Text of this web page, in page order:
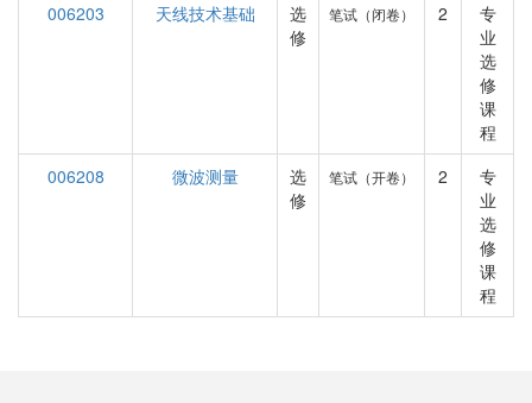
006203
天线技术基础
选
修
笔试（闭卷） 2
专
业
选
修
课
程
006208
微波测量
选
修
笔试（开卷） 2
专
业
选
修
课
程